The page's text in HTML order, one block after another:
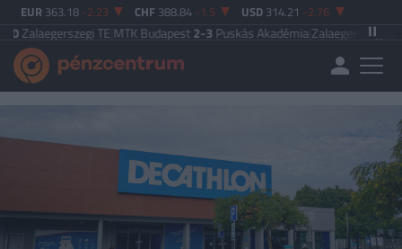
EUR 363.18 -2.23 CHF 388.84 -1.5 USD 314.21 -2.76
TE|MTK Budapest2-3Puskás Akadémia|Zalaegerszegi TE5-2 Paksi FC